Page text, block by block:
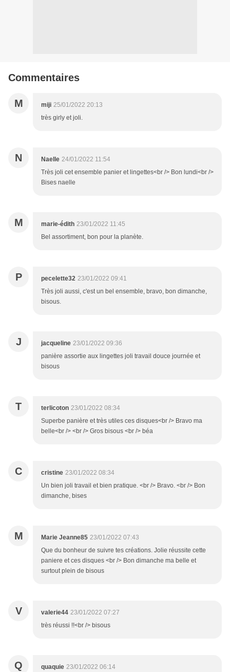
Commentaires
M miji 25/01/2022 20:13
très girly et joli.
N Naelle 24/01/2022 11:54
Très joli cet ensemble panier et lingettes<br /> Bon lundi<br />
Bises naelle
M marie-édith 23/01/2022 11:45
Bel assortiment, bon pour la planète.
P pecelette32 23/01/2022 09:41
Très joli aussi, c'est un bel ensemble, bravo, bon dimanche,
bisous.
J jacqueline 23/01/2022 09:36
panière assortie aux lingettes joli travail douce journée et
bisous
T terlicoton 23/01/2022 08:34
Superbe panière et très utiles ces disques<br /> Bravo ma
belle<br /> <br /> Gros bisous <br /> béa
C cristine 23/01/2022 08:34
Un bien joli travail et bien pratique. <br /> Bravo. <br /> Bon
dimanche, bises
M Marie Jeanne85 23/01/2022 07:43
Que du bonheur de suivre tes créations. Jolie réussite cette
paniere et ces disques <br /> Bon dimanche ma belle et
surtout plein de bisous
V valerie44 23/01/2022 07:27
très réussi !!<br /> bisous
Q quaquie 23/01/2022 06:14